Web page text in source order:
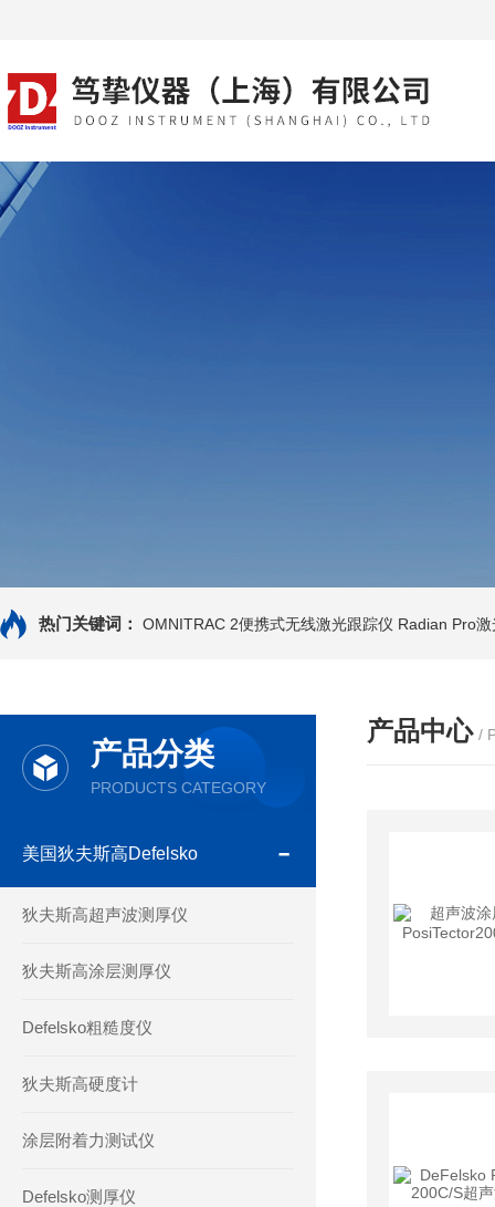
热门关键词： OMNITRAC 2便携式无线激光跟踪仪 Radian Pro
产品分类
PRODUCTS CATEGORY
美国狄夫斯高Defelsko
狄夫斯高超声波测厚仪
狄夫斯高涂层测厚仪
Defelsko粗糙度仪
狄夫斯高硬度计
涂层附着力测试仪
Defelsko测厚仪
产品中心 /